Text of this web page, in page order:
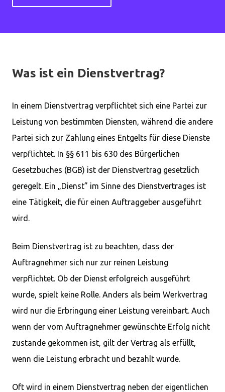
Was ist ein Dienstvertrag?
In einem Dienstvertrag verpflichtet sich eine Partei zur
Leistung von bestimmten Diensten, während die andere
Partei sich zur Zahlung eines Entgelts für diese Dienste
verpflichtet. In §§ 611 bis 630 des Bürgerlichen
Gesetzbuches (BGB) ist der Dienstvertrag gesetzlich
geregelt. Ein „Dienst” im Sinne des Dienstvertrages ist
eine Tätigkeit, die für einen Auftraggeber ausgeführt
wird.
Beim Dienstvertrag ist zu beachten, dass der
Auftragnehmer sich nur zur reinen Leistung
verpflichtet. Ob der Dienst erfolgreich ausgeführt
wurde, spielt keine Rolle. Anders als beim Werkvertrag
wird nur die Erbringung einer Leistung vereinbart. Auch
wenn der vom Auftragnehmer gewünschte Erfolg nicht
zustande gekommen ist, gilt der Vertrag als erfüllt,
wenn die Leistung erbracht und bezahlt wurde.
Oft wird in einem Dienstvertrag neben der eigentlichen